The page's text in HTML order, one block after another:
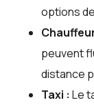
options
peuvent
distance
Taxi : Le